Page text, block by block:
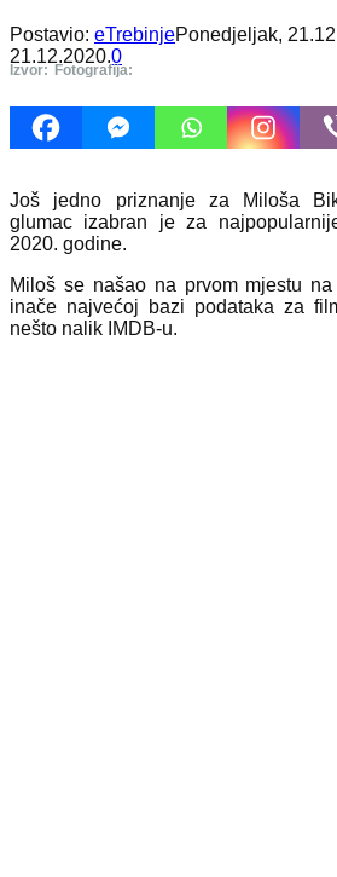
Postavio: eTrebinjePonedjeljak,
21.12.2020.0
Izvor: Fotografija:
Još jedno priznanje za Miloša
glumac izabran je za
2020. godine.
Miloš se našao na prvom mjestu
inače najvećoj bazi podataka za
nešto nalik IMDB-u.